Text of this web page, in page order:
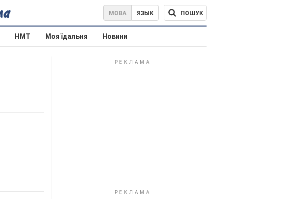
МОВА ЯЗЫК ПОШУК
НМТ Моя їдальня Новини